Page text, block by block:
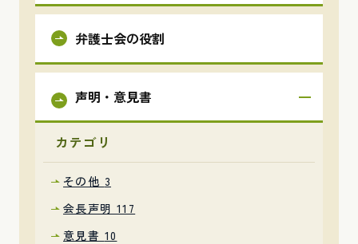
弁護士会の役割
声明・意見書
カテゴリ
その他 3
会長声明 117
意見書 10